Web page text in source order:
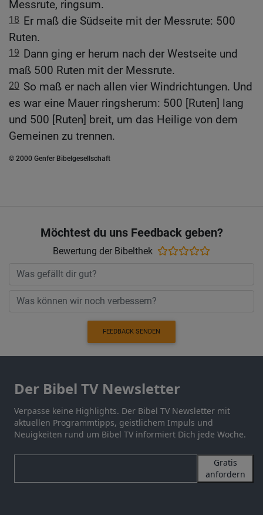
Messrute, ringsum.
18 Er maß die Südseite mit der Messrute: 500
Ruten.
19 Dann ging er herum nach der Westseite und
maß 500 Ruten mit der Messrute.
20 So maß er nach allen vier Windrichtungen. Und
es war eine Mauer ringsherum: 500 [Ruten] lang
und 500 [Ruten] breit, um das Heilige von dem
Gemeinen zu trennen.
© 2000 Genfer Bibelgesellschaft
Möchtest du uns Feedback geben?
Bewertung der Bibelthek
FEEDBACK SENDEN
Der Bibel TV Newsletter
Verpasse keine Highlights. Der Bibel TV Newsletter mit
aktuellen Programmtipps, geistlichem Impuls und
Neuigkeiten rund um Bibel TV informiert Dich jede Woche.
Gratis
anfordern